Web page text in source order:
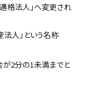
格法人」へ変更され
人」という名称
2分の1未満までと